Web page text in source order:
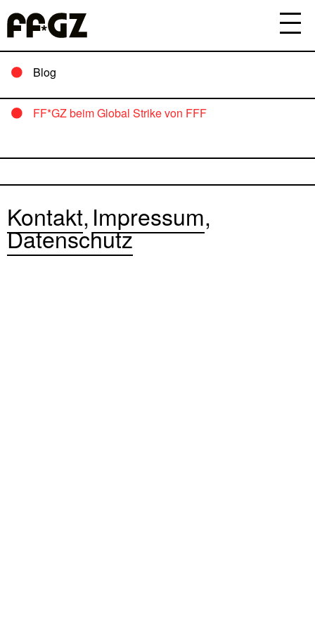
Blog
FF*GZ beim Global Strike von FFF
Kontakt Impressum
Datenschutz